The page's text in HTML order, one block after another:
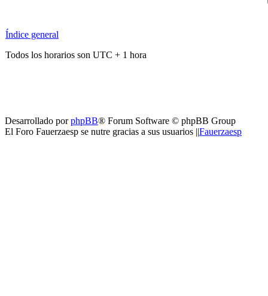
Índice general
Todos los horarios son UTC + 1 hora
Desarrollado porphpBB® Forum Software © phpBB Group
El Foro Fauerzaesp se nutre gracias a sus usuarios ||Fauerzaesp